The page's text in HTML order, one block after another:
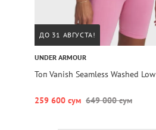
ДО 31 АВГУСТА!
UNDER ARMOUR
Топ Vanish Seamless Washed Low
259 600 сум 649 000 сум